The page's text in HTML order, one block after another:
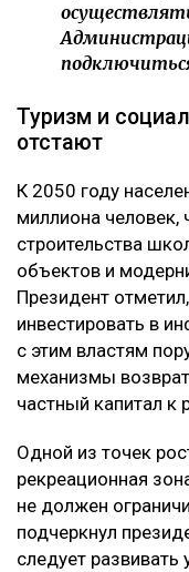
Туризм и
отстают
К 2050 году
миллиона человек,
строительства
объектов и
Президент
инвестировать в
с этим властям
механизмы
частный капитал к
Одной из точек
рекреационная
не должен
подчеркнул
следует